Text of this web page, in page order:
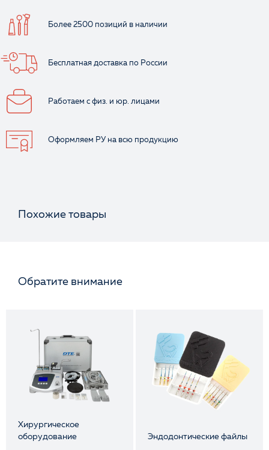
Более 2500 позиций в наличии
Бесплатная доставка по России
Работаем с физ. и юр. лицами
Оформляем РУ на всю продукцию
Похожие товары
Обратите внимание
Хирургическое
оборудование
Эндодонтические файлы